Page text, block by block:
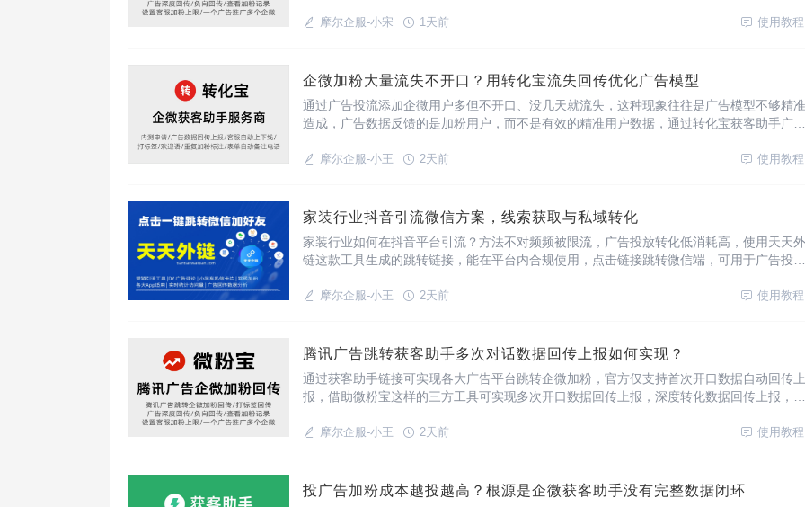
摩尔企服-小宋 1天前 使用教程
企微加粉大量流失不开口？用转化宝流失回传优化广告模型
通过广告投流添加企微用户多但不开口、没几天就流失，这种现象往往是广告模型不够精准
造成，广告数据反馈的是加粉用户，而不是有效的精准用户数据，通过转化宝获客助手广告
一个平台解决获客及广告数据回传模型优化问题。如何配置广告回
摩尔企服-小王 2天前 使用教程
家装行业抖音引流微信方案，线索获取与私域转化
家装行业如何在抖音平台引流？方法不对频频被限流，广告投放转化低消耗高，使用天天外
链这款工具生成的跳转链接，能在平台内合规使用，点击链接跳转微信端，可用于广告投
跳转链接？一、注册账号访问天天外链官网（网站入口：htt
摩尔企服-小王 2天前 使用教程
腾讯广告跳转获客助手多次对话数据回传上报如何实现？
通过获客助手链接可实现各大广告平台跳转企微加粉，官方仅支持首次开口数据自动回传上
报，借助微粉宝这样的三方工具可实现多次开口数据回传上报，深度转化数据回传上报，支
准，优化广告投放效果好，引流用户质量更高。如何配置获客助手
摩尔企服-小王 2天前 使用教程
投广告加粉成本越投越高？根源是企微获客助手没有完整数据闭环